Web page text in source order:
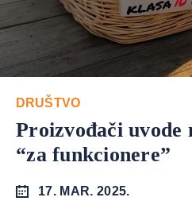
DRUŠTVO
Proizvođači uvode
“za funkcionere”
17. MAR. 2025.